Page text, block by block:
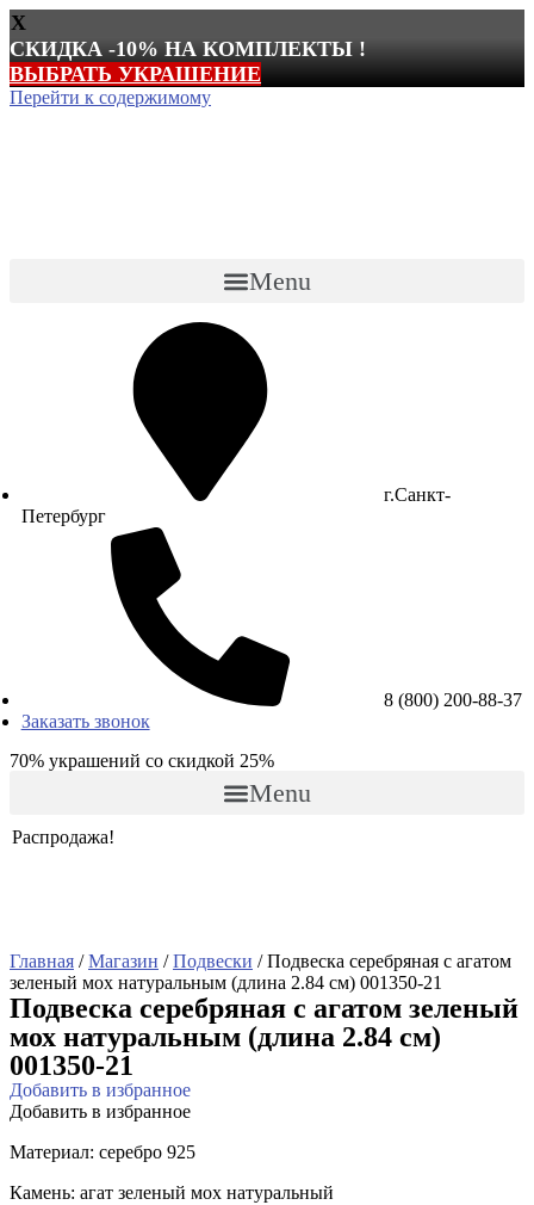
X
СКИДКА -10% НА КОМПЛЕКТЫ !
ВЫБРАТЬ УКРАШЕНИЕ
Перейти к содержимому
Menu
г.Санкт-
Петербург
8 (800) 200-88-37
Заказать звонок
70% украшений со скидкой 25%
Menu
Распродажа!
Главная /Магазин /Подвески / Подвеска серебряная c агатом
зеленый мох натуральным (длина 2.84 см) 001350-21
Подвеска серебряная c агатом зеленый
мох натуральным (длина 2.84 см)
001350-21
Добавить в избранное
Добавить в избранное
Материал: серебро 925
Камень: агат зеленый мох натуральный